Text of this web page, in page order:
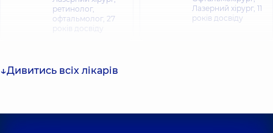
ретинолог,
офтальмолог, 27
років досвіду
Лазерний хірург, 11
років досвіду
Андрій
років досвіду
Дивитись всіх лікарів